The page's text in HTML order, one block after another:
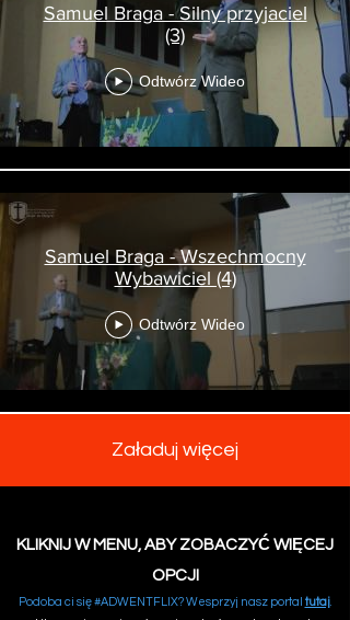
Samuel Braga - Silny przyjaciel
(3)
Odtwórz Wideo
Samuel Braga - Wszechmocny
Wybawiciel (4)
Odtwórz Wideo
Załaduj więcej
KLIKNIJ W MENU, ABY ZOBACZYĆ WIĘCEJ
OPCJI
Podoba ci się #ADWENTFLIX? Wesprzyj nasz portal tutaj.